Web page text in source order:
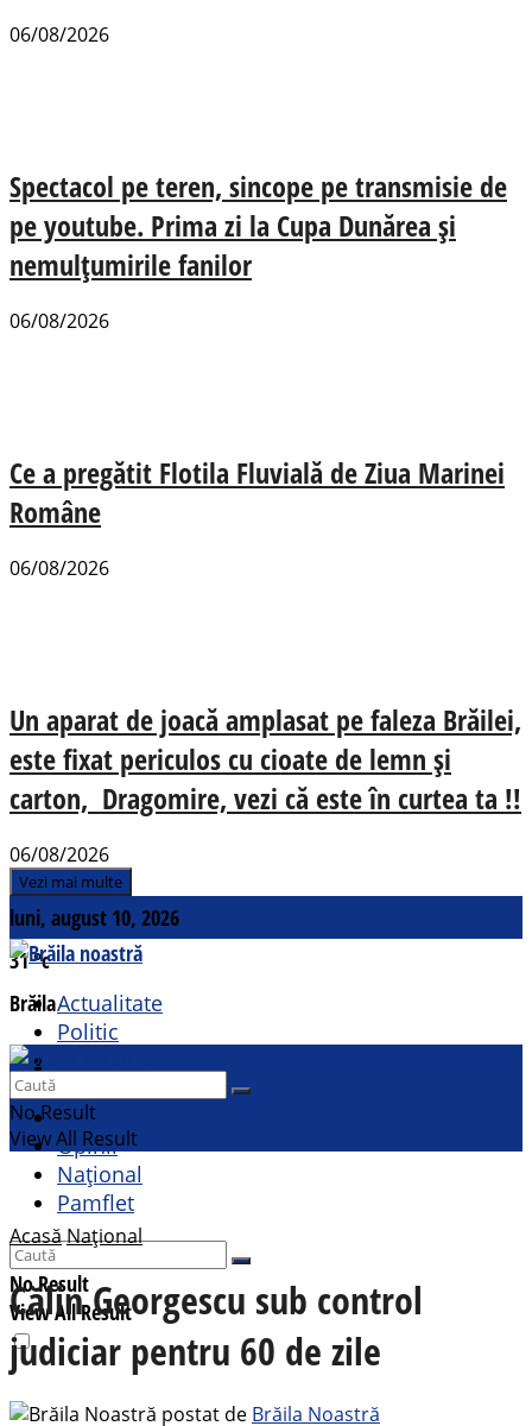
06/08/2026
Spectacol pe teren, sincope pe transmisie de
pe youtube. Prima zi la Cupa Dunărea și
nemulțumirile fanilor
06/08/2026
Ce a pregătit Flotila Fluvială de Ziua Marinei
Române
06/08/2026
Un aparat de joacă amplasat pe faleza Brăilei,
este fixat periculos cu cioate de lemn și
carton, Dragomire, vezi că este în curtea ta !!
06/08/2026
Vezi mai multe
luni, august 10, 2026
31°c
Brăila
Contact
Actualitate
Politic
Cultural
Opinii
Național
Pamflet
No Result
View All Result
No Result
View All Result
AcasăNațional
Călin Georgescu sub control
judiciar pentru 60 de zile
postat de Brăila Noastră